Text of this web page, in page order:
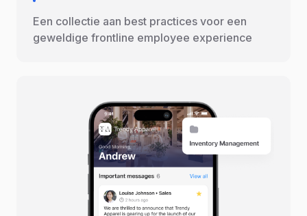
Een collectie aan best practices voor een
geweldige frontline employee experience